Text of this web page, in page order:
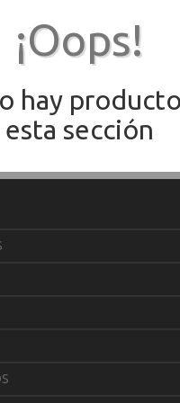
¡Oops!
hay
esta sección